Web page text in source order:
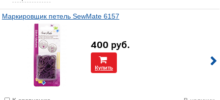
Маркировщик петель SewMate 6157
400 руб.
Купить